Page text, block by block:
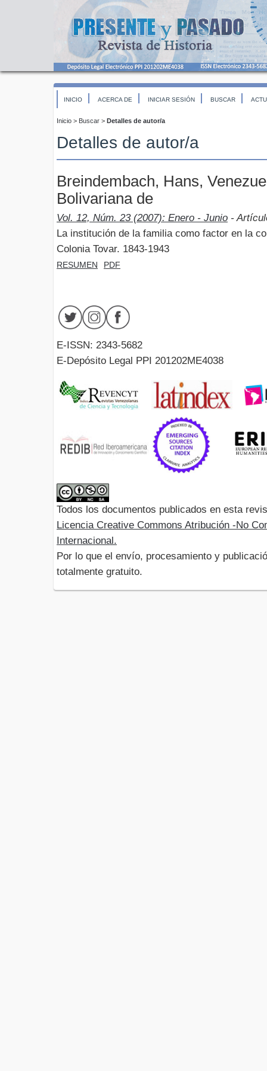
INICIO ACERCA DE INICIAR SESIÓN BUSCAR
Inicio > Buscar > Detalles de autor/a
Detalles de autor/a
Breindembach, Hans,
Bolivariana de
Vol. 12, Núm. 23 (2007): Enero - Junio -
La institución de la familia como factor en la
Colonia Tovar. 1843-1943
RESUMEN PDF
E-ISSN: 2343-5682
E-Depósito Legal PPI 201202ME4038
Todos los documentos publicados en esta
Licencia Creative Commons Atribución -No
Internacional.
Por lo que el envío, procesamiento y
totalmente gratuito.